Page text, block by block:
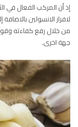
إذ أن المركب الفعال في
لافراز الانسولين
من خلال رفع كفاءته
جهة اخرى.